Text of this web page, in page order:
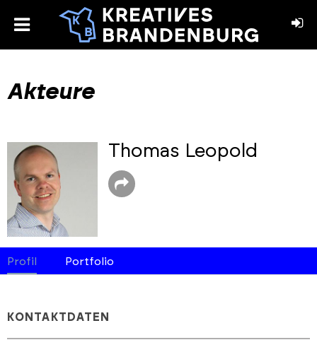
toggle
Akteure
Thomas Leopold
Profil Portfolio
KONTAKTDATEN